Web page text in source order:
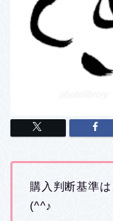
購入判断基準
(^^♪